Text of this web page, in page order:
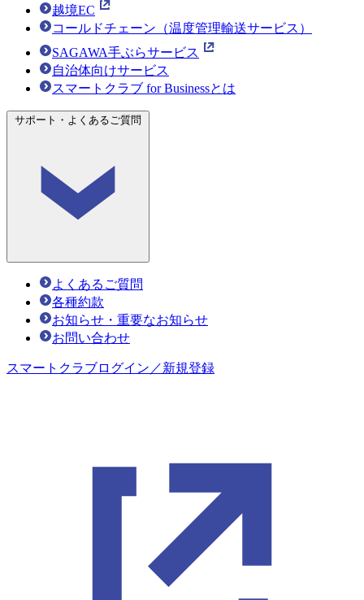
越境EC
コールドチェーン（温度管理輸送サービス）
SAGAWA手ぶらサービス
自治体向けサービス
スマートクラブ for Businessとは
サポート・よくあるご質問
よくあるご質問
各種約款
お知らせ・重要なお知らせ
お問い合わせ
スマートクラブログイン／新規登録